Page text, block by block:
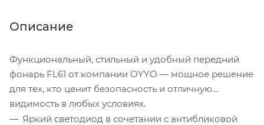
Описание
Функциональный, стильный и удобный передний
фонарь FL61 от компании OYYO — мощное решение
для тех, кто ценит безопасность и отличную
видимость в любых условиях.
Яркий светодиод в сочетании с антибликовой